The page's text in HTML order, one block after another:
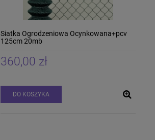
Siatka Ogrodzeniowa Ocynkowana+pcv
125cm 20mb
360,00 zł
DO KOSZYKA